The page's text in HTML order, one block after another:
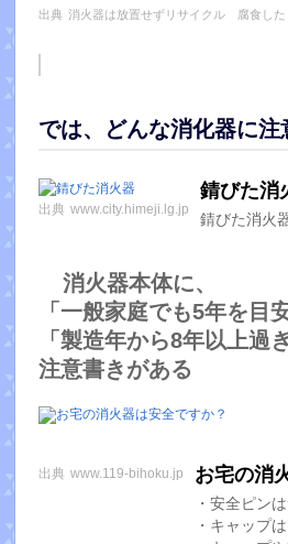
出典 消火器は放置せずリサイクル 腐食した
では、どんな消化器に注
出典 www.city.himeji.lg.jp
錆びた消
錆びた消火
消火器本体に、
「一般家庭でも5年を目
「製造年から8年以上過
注意書きがある
出典 www.119-bihoku.jp お宅の消
・安全ピン
・キャップ